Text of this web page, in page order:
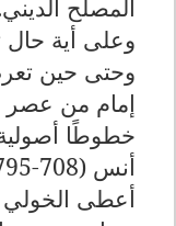
المصلح الديني
وعلى أية حال
وحتى حين
إمام من عصر
خطوطًا
أعطى